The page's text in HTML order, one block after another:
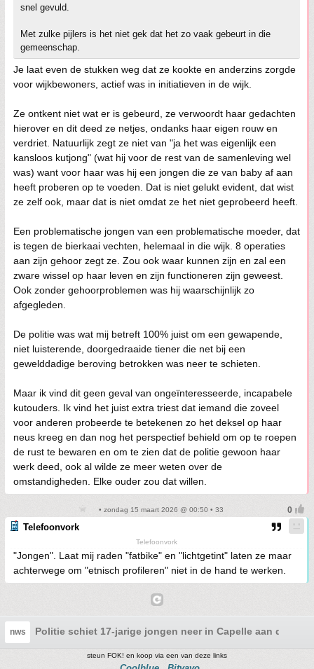
snel gevuld.
Met zulke pijlers is het niet gek dat het zo vaak gebeurt in die
gemeenschap.
Je laat even de stukken weg dat ze kookte en anderzins zorgde
voor wijkbewoners, actief was in initiatieven in de wijk.
Ze ontkent niet wat er is gebeurd, ze verwoordt haar gedachten
hierover en dit deed ze netjes, ondanks haar eigen rouw en
verdriet. Natuurlijk zegt ze niet van "ja het was eigenlijk een
kansloos kutjong" (wat hij voor de rest van de samenleving wel
was) want voor haar was hij een jongen die ze van baby af aan
heeft proberen op te voeden. Dat is niet gelukt evident, dat wist
ze zelf ook, maar dat is niet omdat ze het niet geprobeerd heeft.
Een problematische jongen van een problematische moeder, dat
is tegen de bierkaai vechten, helemaal in die wijk. 8 operaties
aan zijn gehoor zegt ze. Zou ook waar kunnen zijn en zal een
zware wissel op haar leven en zijn functioneren zijn geweest.
Ook zonder gehoorproblemen was hij waarschijnlijk zo
afgegleden.
De politie was wat mij betreft 100% juist om een gewapende,
niet luisterende, doorgedraaide tiener die net bij een
gewelddadige beroving betrokken was neer te schieten.
Maar ik vind dit geen geval van ongeïnteresseerde, incapabele
kutouders. Ik vind het juist extra triest dat iemand die zoveel
voor anderen probeerde te betekenen zo het deksel op haar
neus kreeg en dan nog het perspectief behield om op te roepen
de rust te bewaren en om te zien dat de politie gewoon haar
werk deed, ook al wilde ze meer weten over de
omstandigheden. Elke ouder zou dat willen.
• zondag 15 maart 2026 @ 00:50 • 33
Telefoonvork
Telefoonvork
"Jongen". Laat mij raden "fatbike" en "lichtgetint" laten ze maar
achterwege om "etnisch profileren" niet in de hand te werken.
nws Politie schiet 17-jarige jongen neer in Capelle aan den
steun FOK! en koop via een van deze links